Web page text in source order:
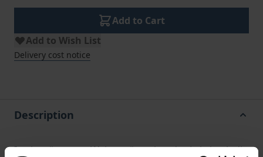
Add to Cart
Add to Wish List
Delivery cost notice
Description
In einprägsamer Weise präsentiert das Lehrbuch die